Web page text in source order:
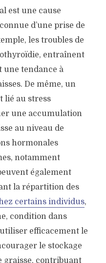
est une cause
d’une prise de
les troubles de
entraînent
une tendance à
De même, un
lié au stress
une accumulation
au niveau de
hormonales
notamment
également
la répartition des
certains individus,
condition dans
efficacement le
le stockage
graisse, contribuant